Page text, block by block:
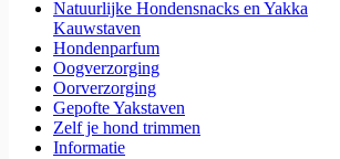
Natuurlijke Hondensnacks en Yakka
Kauwstaven
Hondenparfum
Oogverzorging
Oorverzorging
Gepofte Yakstaven
Zelf je hond trimmen
Informatie